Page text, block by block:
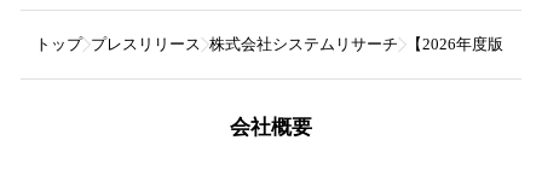
トップ プレスリリース 株式会社システムリサーチ 【2026年度版 暑
会社概要